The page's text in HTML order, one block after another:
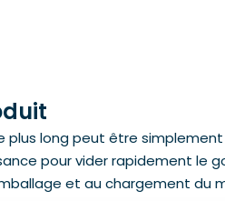
plus long peut être
pour vider rapidement le
et au chargement du